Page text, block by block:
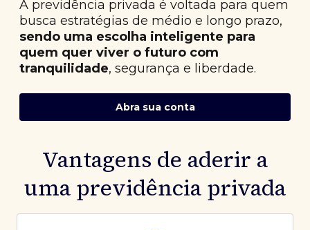
A previdência privada é voltada para quem
busca estratégias de médio e longo prazo,
sendo uma escolha inteligente para
quem quer viver o futuro com
tranquilidade, segurança e liberdade.
Abra sua conta
Vantagens de aderir a
uma previdência privada